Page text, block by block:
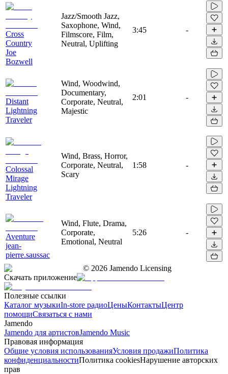
Cross
Country
Joe
Bozwell
Jazz/Smooth Jazz,
Saxophone, Wind,
Filmscore, Film,
Neutral, Uplifting
3:45 -
Distant
Lightning
Traveler
Wind, Woodwind,
Documentary,
Corporate, Neutral,
Majestic
2:01 -
Colossal
Mirage
Lightning
Traveler
Wind, Brass, Horror,
Corporate, Neutral,
Scary
1:58 -
Aventure
jean-
pierre.saussac
Wind, Flute, Drama,
Corporate,
Emotional, Neutral
5:26 -
© 2026 Jamendo Licensing
Скачать приложение
Полезные ссылки
Каталог музыкиIn-store радиоЦеныКонтактыЦентр
помощиСвязаться с нами
Jamendo
Jamendo для артистовJamendo Music
Правовая информация
Общие условия использованияУсловия продажиПолитика
конфиденциальностиПолитика cookiesНарушение авторских
прав